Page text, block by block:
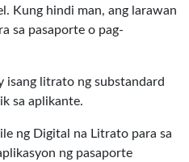
Kung hindi man, ang larawan
sa pasaporte o pag-
isang litrato ng substandard
sa aplikante.
ng Digital na Litrato para sa
ng pasaporte